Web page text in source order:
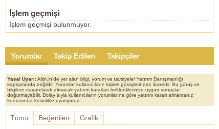
İşlem geçmişi
İşlem geçmişi bulunmuyor.
Yorumlar Takip Edilen Takipçiler
Yasal Uyarı:Altin.in'de yer alan bilgi, yorum ve tavsiyeler Yatırım Danışmanlığı
kapsamında değildir. Yorumlar kullanıcıların kişisel görüşlerinden ibarettir. Bu görüş ve
bilgilere dayanılarak alınacak yatırım kararları beklentilerinize uygun sonuçlar
doğurmayabilir. Dolayısıyla kullanıcıların yorumlarına göre yatırım kararı almamanız
konusunda kesinlikle uyarıyoruz.
Tümü Beğenilen Grafik